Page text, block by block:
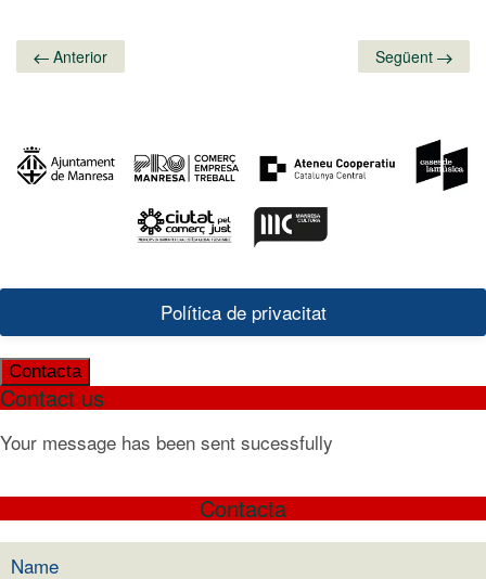
Anterior Següent
Política de privacitat
Contacta
Contact us
Your message has been sent sucessfully
Contacta